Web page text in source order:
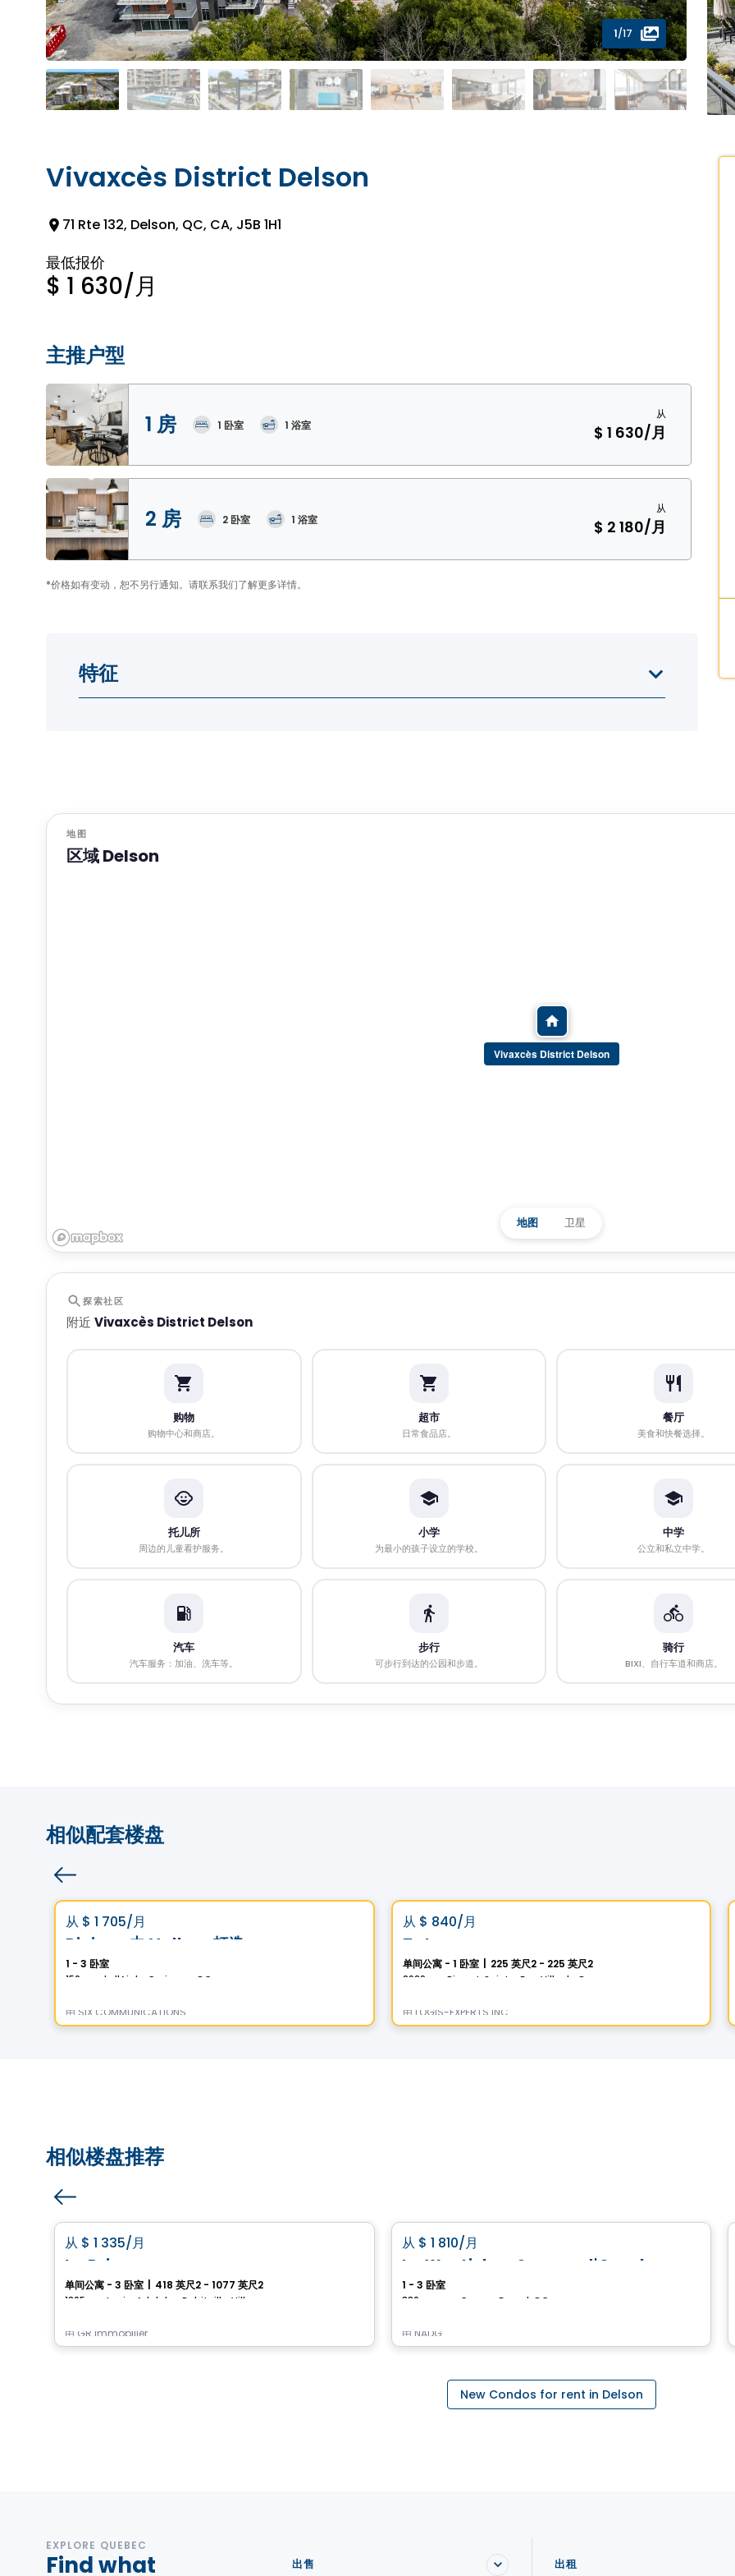
1/17
Vivaxcès District Delson
71 Rte 132, Delson, QC, CA, J5B 1H1
最低报价
$ 1 630/月
主推户型
1 房 1 卧室 1 浴室
从
$ 1 630/月
2 房 2 卧室 1 浴室
从
$ 2 180/月
*价格如有变动，恕不另行通知。请联系我们了解更多详情。
特征
地图
区域 Delson
Vivaxcès District Delson
地图 卫星
探索社区
附近 Vivaxcès District Delson
购物
购物中心和商店。
超市
日常食品店。
餐厅
美食和快餐选择。
托儿所
周边的儿童看护服务。
小学
为最小的孩子设立的学校。
中学
公立和私立中学。
汽车
汽车服务：加油、洗车等。
步行
可步行到达的公园和步道。
骑行
BIXI、自行车道和商店。
相似配套楼盘
从 $ 1 705/月
Riviera 由 Vallem 打造
1 - 3 卧室
150 rue de l'Aigle, Carignan, QC
由 SIX COMMUNICATIONS
从 $ 840/月
Totem
单间公寓 - 1 卧室 225 英尺2 - 225 英尺2
由 LOGIS-EXPERTS INC.
相似楼盘推荐
从 $ 1 335/月
Le Prima
单间公寓 - 3 卧室 418 英尺2 - 1077 英尺2
由 GR Immobilier
从 $ 1 810/月
Le Westisle – Square d'Orval
1 - 3 卧室
880, avenue Carson, Dorval, QC
由 NADG
New Condos for rent in Delson
EXPLORE QUEBEC
Find what 出售 出租